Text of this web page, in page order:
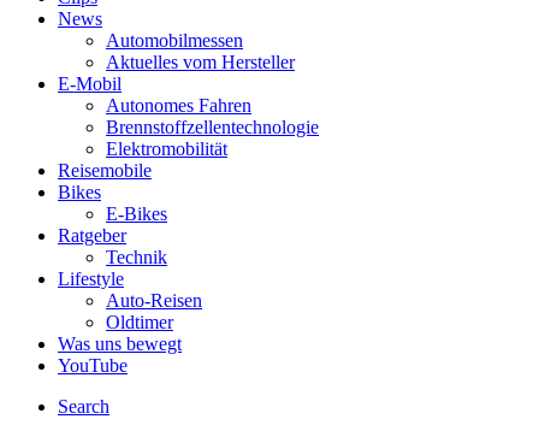
News
Automobilmessen
Aktuelles vom Hersteller
E-Mobil
Autonomes Fahren
Brennstoffzellentechnologie
Elektromobilität
Reisemobile
Bikes
E-Bikes
Ratgeber
Technik
Lifestyle
Auto-Reisen
Oldtimer
Was uns bewegt
YouTube
Search